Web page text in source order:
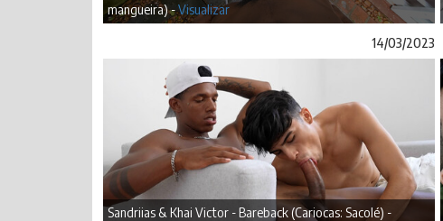
mangueira) -Visualizar
14/03/2023
Sandriias & Khai Victor - Bareback (Cariocas: Sacolé) -